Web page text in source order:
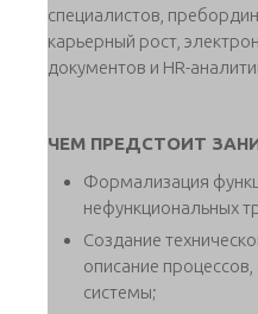
специалистов,
карьерный рост,
документов и HR-
ЧЕМ ПРЕДСТОИТ
Формализация
нефункциональных
Создание
описание
системы;